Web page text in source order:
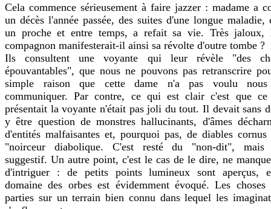
Cela commence sérieusement à faire jazzer : madame a
un décès l'année passée, des suites d'une longue maladie,
un proche et entre temps, a refait sa vie. Très jaloux,
compagnon manifesterait-il ainsi sa révolte d'outre tombe ?
Ils consultent une voyante qui leur révèle "des
épouvantables", que nous ne pouvons pas retranscrire
simple raison que cette dame n'a pas voulu
communiquer. Par contre, ce qui est clair c'est que ce
présentait la voyante n'était pas joli du tout. Il devait sans
y être question de monstres hallucinants, d'âmes
d'entités malfaisantes et, pourquoi pas, de diables
"noirceur diabolique. C'est resté du "non-dit", mais
suggestif. Un autre point, c'est le cas de le dire, ne
d'intriguer : de petits points lumineux sont aperçus,
domaine des orbes est évidemment évoqué. Les choses
parties sur un terrain bien connu dans lequel les